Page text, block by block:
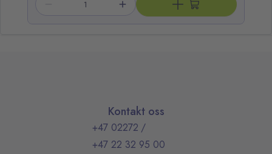
Kontakt oss
+47 02272 /
+47 22 32 95 00